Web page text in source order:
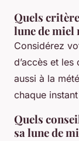
Quels
lune de miel
Considérez
d’accès et les
aussi à la
chaque
Quels
sa lune de